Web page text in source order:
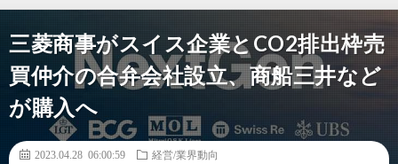
三菱商事がスイス企業とCO2排出枠売
買仲介の合弁会社設立、商船三井など
が購入へ
2023.04.28 06:00:59
経営/業界動向